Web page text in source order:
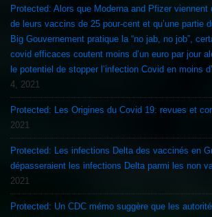
Protected: Alors que Moderna and Pfizer viennent
de leurs vaccins de 25 pour-cent et qu’une partie
Big Gouvernement pratique la “no jab, no job”,
covid efficaces coutent moins d’un euro par jour
le potentiel de stopper l’infection Covid en moins
4, 2021
Protected: Les Origines du Covid 19: revues et
2021
Protected: Les infections Delta des vaccinés en
dépasseraient les infections Delta parmi les non
2021
Protected: Un CDC mémo suggère que les